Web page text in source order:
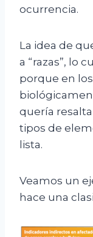
ocurrencia.
La idea de
a “razas”, lo
porque en
quería
tipos de
lista.
Veamos un
hace una